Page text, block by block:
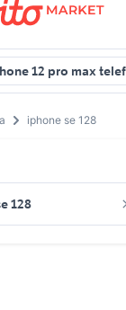
12 pro max
iphone se 128